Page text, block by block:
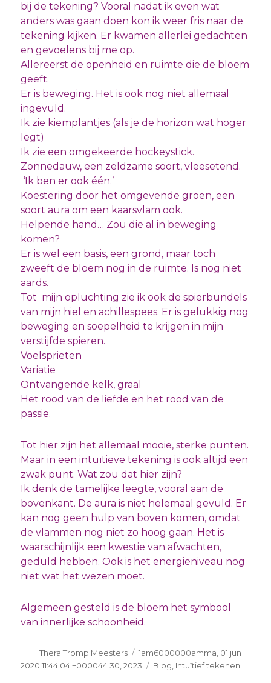
bij de tekening? Vooral nadat ik even wat
anders was gaan doen kon ik weer fris naar de
tekening kijken. Er kwamen allerlei gedachten
en gevoelens bij me op.
Allereerst de openheid en ruimte die de bloem
geeft.
Er is beweging. Het is ook nog niet allemaal
ingevuld.
Ik zie kiemplantjes (als je de horizon wat hoger
legt)
Ik zie een omgekeerde hockeystick.
Zonnedauw, een zeldzame soort, vleesetend.
‘Ik ben er ook één.’
Koestering door het omgevende groen, een
soort aura om een kaarsvlam ook.
Helpende hand… Zou die al in beweging
komen?
Er is wel een basis, een grond, maar toch
zweeft de bloem nog in de ruimte. Is nog niet
aards.
Tot mijn opluchting zie ik ook de spierbundels
van mijn hiel en achillespees. Er is gelukkig nog
beweging en soepelheid te krijgen in mijn
verstijfde spieren.
Voelsprieten
Variatie
Ontvangende kelk, graal
Het rood van de liefde en het rood van de
passie.
Tot hier zijn het allemaal mooie, sterke punten.
Maar in een intuïtieve tekening is ook altijd een
zwak punt. Wat zou dat hier zijn?
Ik denk de tamelijke leegte, vooral aan de
bovenkant. De aura is niet helemaal gevuld. Er
kan nog geen hulp van boven komen, omdat
de vlammen nog niet zo hoog gaan. Het is
waarschijnlijk een kwestie van afwachten,
geduld hebben. Ook is het energieniveau nog
niet wat het wezen moet.
Algemeen gesteld is de bloem het symbool
van innerlijke schoonheid.
Auteur
Thera Tromp Meesters
Geplaatst
op
1am6000000amma, 01 jun
2020 11:44:04 +000044 30, 2023
Categorieën
Blog, Intuïtief tekenen